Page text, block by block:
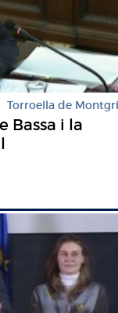
Torroella de Montgrí
Bassa i la